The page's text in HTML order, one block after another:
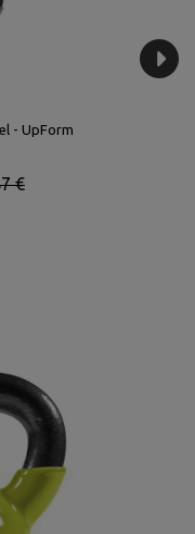
- UpForm
€